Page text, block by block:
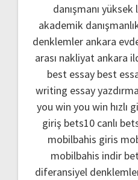
danışmanı yüksek
akademik
denklemler ankara
arası nakliyat ankara
best essay best
writing essay yazdırma
you win you win hızlı
giriş bets10 canlı
mobilbahis giris
mobilbahis indir
diferansiyel